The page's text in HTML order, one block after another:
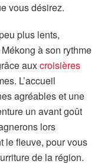
vous désirez.
plus lents,
à son rythme
auxcroisières
L’accueil
agréables et une
un avant goût
lors
le fleuve, pour vous
de la région.